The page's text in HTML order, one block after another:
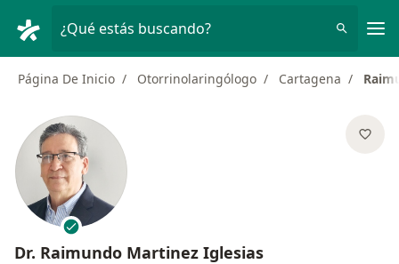
¿Qué estás buscando?
Página De Inicio Otorrinolaringólogo Cartagena
Dr. Raimundo Martinez Iglesias